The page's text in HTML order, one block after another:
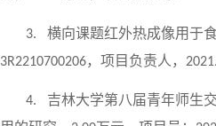
3.横向课题红外热成像用于
3R2210700206，项目负责人，
4. 吉林大学第八届青年师生